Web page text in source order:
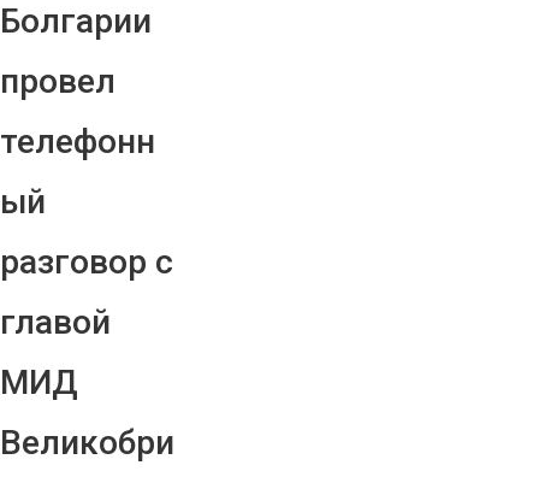
Болгарии
провел
телефонн
ый
разговор с
главой
МИД
Великобри